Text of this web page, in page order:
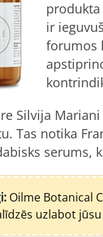
produkta
ir
forumos
Silvija
Tas notika
serums,
Oilme Botanical
uzlabot